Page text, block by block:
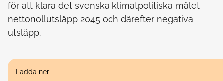
för att klara det svenska klimatpolitiska målet
nettonollutsläpp 2045 och därefter negativa
utsläpp.
Ladda ner